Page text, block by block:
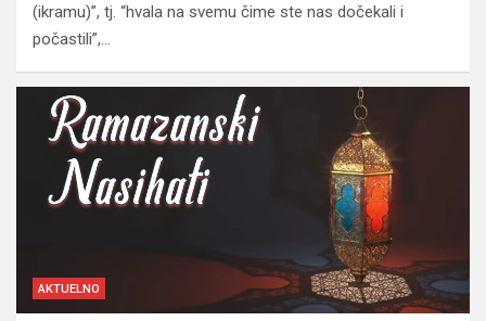
(ikramu)”, tj. “hvala na svemu čime ste nas dočekali i
počastili”,…
AKTUELNO